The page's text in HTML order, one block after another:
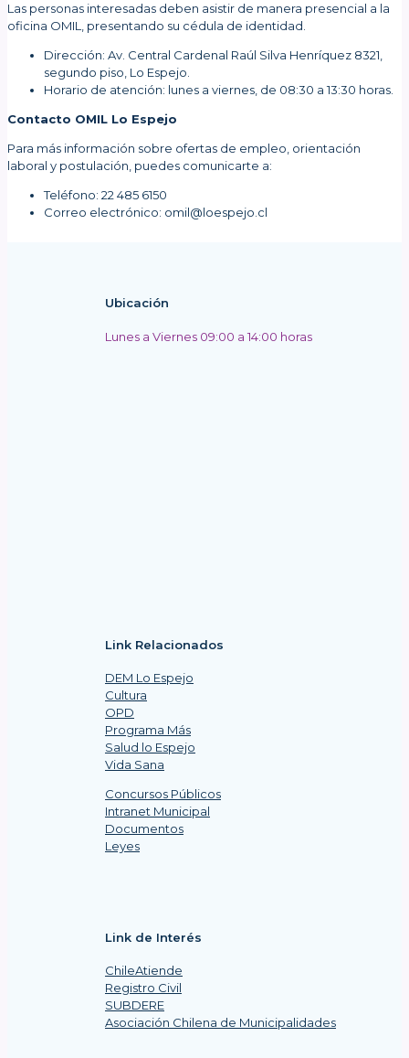
Las personas interesadas deben asistir de manera presencial a la
oficina OMIL, presentando su cédula de identidad.
Dirección: Av. Central Cardenal Raúl Silva Henríquez 8321,
segundo piso, Lo Espejo.
Horario de atención: lunes a viernes, de 08:30 a 13:30 horas.
Contacto OMIL Lo Espejo
Para más información sobre ofertas de empleo, orientación
laboral y postulación, puedes comunicarte a:
Teléfono: 22 485 6150
Correo electrónico: omil@loespejo.cl
Ubicación
Lunes a Viernes 09:00 a 14:00 horas
Link Relacionados
DEM Lo Espejo
Cultura
OPD
Programa Más
Salud lo Espejo
Vida Sana
Concursos Públicos
Intranet Municipal
Documentos
Leyes
Link de Interés
ChileAtiende
Registro Civil
SUBDERE
Asociación Chilena de Municipalidades